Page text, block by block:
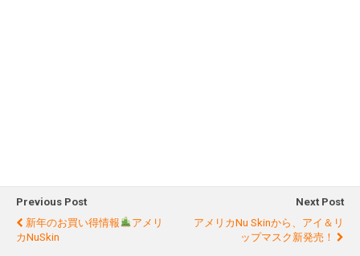
Previous Post
新年のお買い得情報
アメリ
カNuSkin
Next Post
アメリカNu Skinから、アイ＆リ
ップマスク新発売！